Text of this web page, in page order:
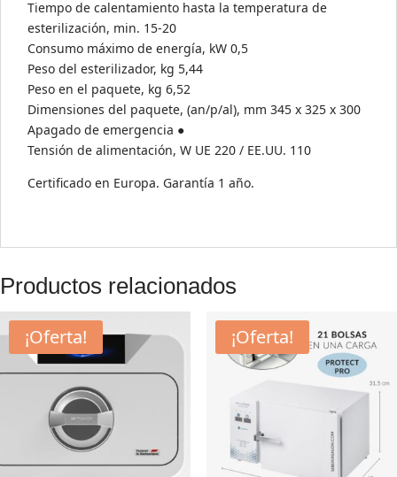
Tiempo de calentamiento hasta la temperatura de
esterilización, min. 15-20
Consumo máximo de energía, kW 0,5
Peso del esterilizador, kg 5,44
Peso en el paquete, kg 6,52
Dimensiones del paquete, (an/p/al), mm 345 х 325 х 300
Apagado de emergencia ●
Tensión de alimentación, W UE 220 / EE.UU. 110
Certificado en Europa. Garantía 1 año.
Productos relacionados
¡Oferta! ¡Oferta!